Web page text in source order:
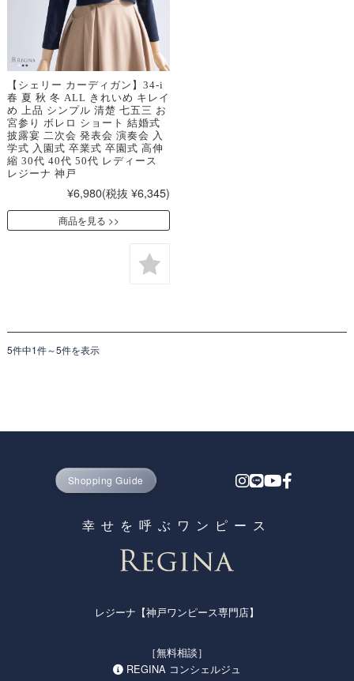
【シェリー カーディガン】34-i
春 夏 秋 冬 ALL きれいめ キレイ
め 上品 シンプル 清楚 七五三 お
宮参り ボレロ ショート 結婚式
披露宴 二次会 発表会 演奏会 入
学式 入園式 卒業式 卒園式 高伸
縮 30代 40代 50代 レディース
レジーナ 神戸
¥6,980(税抜 ¥6,345)
商品を見る
5件中1件～5件を表示
Shopping Guide
幸せを呼ぶワンピース
レジーナ【神戸ワンピース専門店】
［無料相談］
REGINA コンシェルジュ